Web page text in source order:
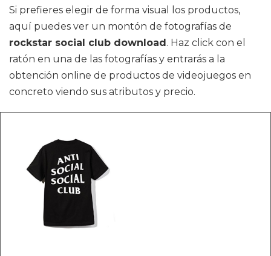
Si prefieres elegir de forma visual los productos,
aquí puedes ver un montón de fotografías de
rockstar social club download. Haz click con el
ratón en una de las fotografías y entrarás a la
obtención online de productos de videojuegos en
concreto viendo sus atributos y precio.